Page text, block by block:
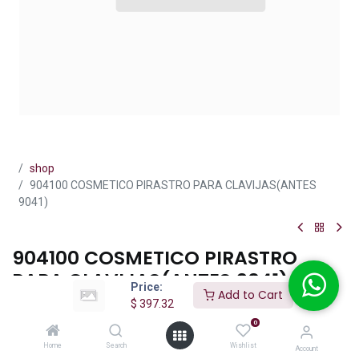
Price:
$ 397.32
Add to Cart
Home Search
0
Wishlist Account
shop
904100 COSMETICO PIRASTRO PARA CLAVIJAS(ANTES
9041)
904100 COSMETICO PIRASTRO
PARA CLAVIJAS(ANTES 9041)
(0 reseña)
397.32 IVA incluido